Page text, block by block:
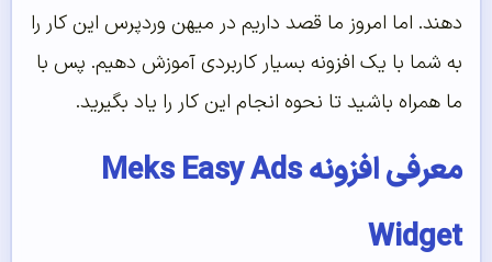
دهند. اما امروز ما قصد داریم در میهن وردپرس این کار را
به شما با یک افزونه بسیار کاربردی آموزش دهیم. پس با
ما همراه باشید تا نحوه انجام این کار را یاد بگیرید.
معرفی افزونه Meks Easy Ads
Widget